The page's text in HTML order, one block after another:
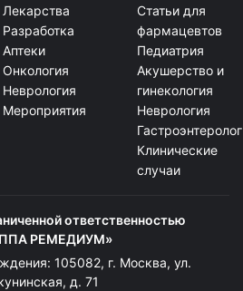
Лекарства
Разработка
Аптеки
Онкология
Неврология
Мероприятия
Статьи для
фармацевтов
Педиатрия
Акушерство и
гинекология
Неврология
Клинические
случаи
ответственностью
РЕМЕДИУМ»
105082, г. Москва, ул.
д. 71